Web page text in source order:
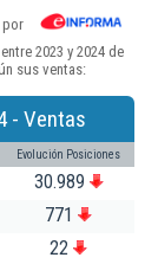
por
2023 y 2024 de
sus ventas:
- Ventas
Evolución Posiciones
30.989
771
22